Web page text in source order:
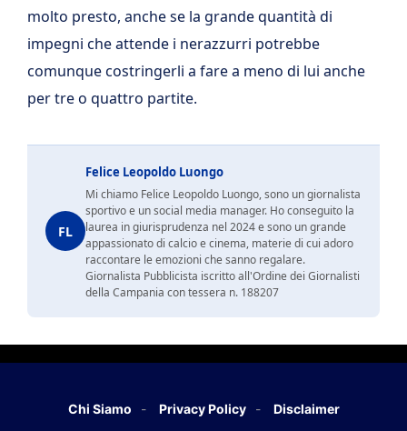
molto presto, anche se la grande quantità di
impegni che attende i nerazzurri potrebbe
comunque costringerli a fare a meno di lui anche
per tre o quattro partite.
FL
Felice Leopoldo Luongo
Mi chiamo Felice Leopoldo Luongo, sono un giornalista
sportivo e un social media manager. Ho conseguito la
laurea in giurisprudenza nel 2024 e sono un grande
appassionato di calcio e cinema, materie di cui adoro
raccontare le emozioni che sanno regalare.
Giornalista Pubblicista iscritto all'Ordine dei Giornalisti
della Campania con tessera n. 188207
Chi Siamo Privacy Policy Disclaimer